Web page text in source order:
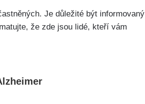
Je důležité být informovaný
že zde jsou lidé, kteří vám